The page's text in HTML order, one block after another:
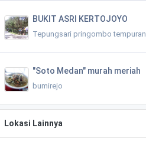
BUKIT ASRI KERTOJOYO
Tepungsari pringombo tempuran
"Soto Medan" murah meriah
bumirejo
Lokasi Lainnya